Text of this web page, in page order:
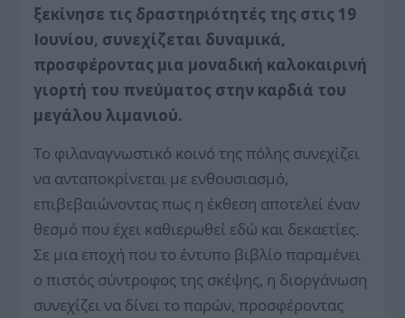
ξεκίνησε τις δραστηριότητές της στις 19
Ιουνίου, συνεχίζεται δυναμικά,
προσφέροντας μια μοναδική καλοκαιρινή
γιορτή του πνεύματος στην καρδιά του
μεγάλου λιμανιού.
Το φιλαναγνωστικό κοινό της πόλης συνεχίζει
να ανταποκρίνεται με ενθουσιασμό,
επιβεβαιώνοντας πως η έκθεση αποτελεί έναν
θεσμό που έχει καθιερωθεί εδώ και δεκαετίες.
Σε μια εποχή που το έντυπο βιβλίο παραμένει
ο πιστός σύντροφος της σκέψης, η διοργάνωση
συνεχίζει να δίνει το παρών, προσφέροντας